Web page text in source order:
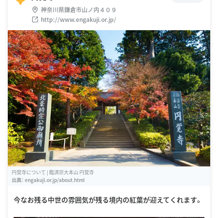
神奈川県鎌倉市山ノ内４０９
http://www.engakuji.or.jp/
円覚寺について | 臨済宗大本山 円覚寺
出典： engakuji.or.jp/about.html
今なお残る中世の雰囲気が残る境内の紅葉が迎えてくれます。